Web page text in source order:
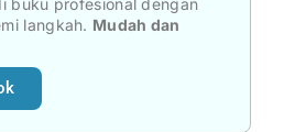
langkah. Mudah dan